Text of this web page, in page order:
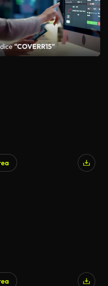
"COVERR15"